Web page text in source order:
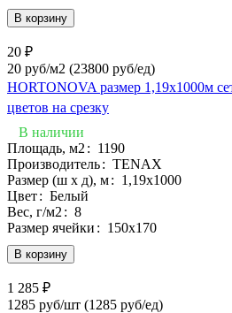
В корзину
20 ₽
20 руб/м2 (23800 руб/eд)
HORTONOVA размер 1,19х1000м
цветов на срезку
В наличии
В корзину
Площадь, м2: 1190
Производитель: TENAX
Размер (ш х д), м: 1,19х1000
Цвет: Белый
Вес, г/м2: 8
Размер ячейки : 150х170
1 285 ₽
1285 руб/шт (1285 руб/eд)